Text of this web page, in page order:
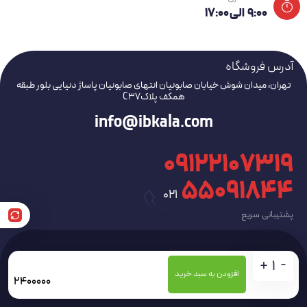
-
+ افزودن به سبد خرید 2400000
۹:۰۰ الی ۱۷:۰۰
آدرس فروشگاه
تهران، میدان شوش خیابان صابونیان انتهای صابونیان پاساژ دنیایی بلور طبقه
همکف پلاکC37
info@ibkala.com
09122107319
021 ۵۵۰۹۱۸۴۴
پشتیبانی سریع
کلیه حقوق این سایت متعلق به